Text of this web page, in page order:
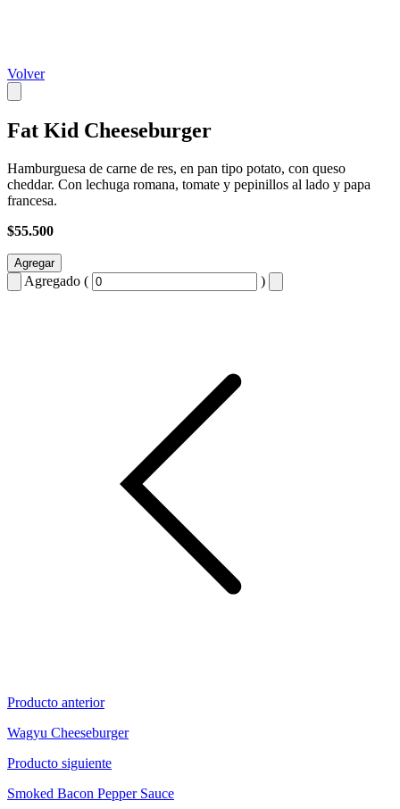
Volver
Fat Kid Cheeseburger
Hamburguesa de carne de res, en pan tipo potato, con queso
cheddar. Con lechuga romana, tomate y pepinillos al lado y papa
francesa.
$55.500
Agregar
Agregado ( )
Producto anterior
Wagyu Cheeseburger
Producto siguiente
Smoked Bacon Pepper Sauce